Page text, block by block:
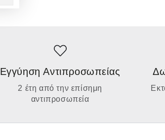
Εγγύηση Αντιπροσωπείας
2 έτη από την επίσημη
αντιπροσωπεία